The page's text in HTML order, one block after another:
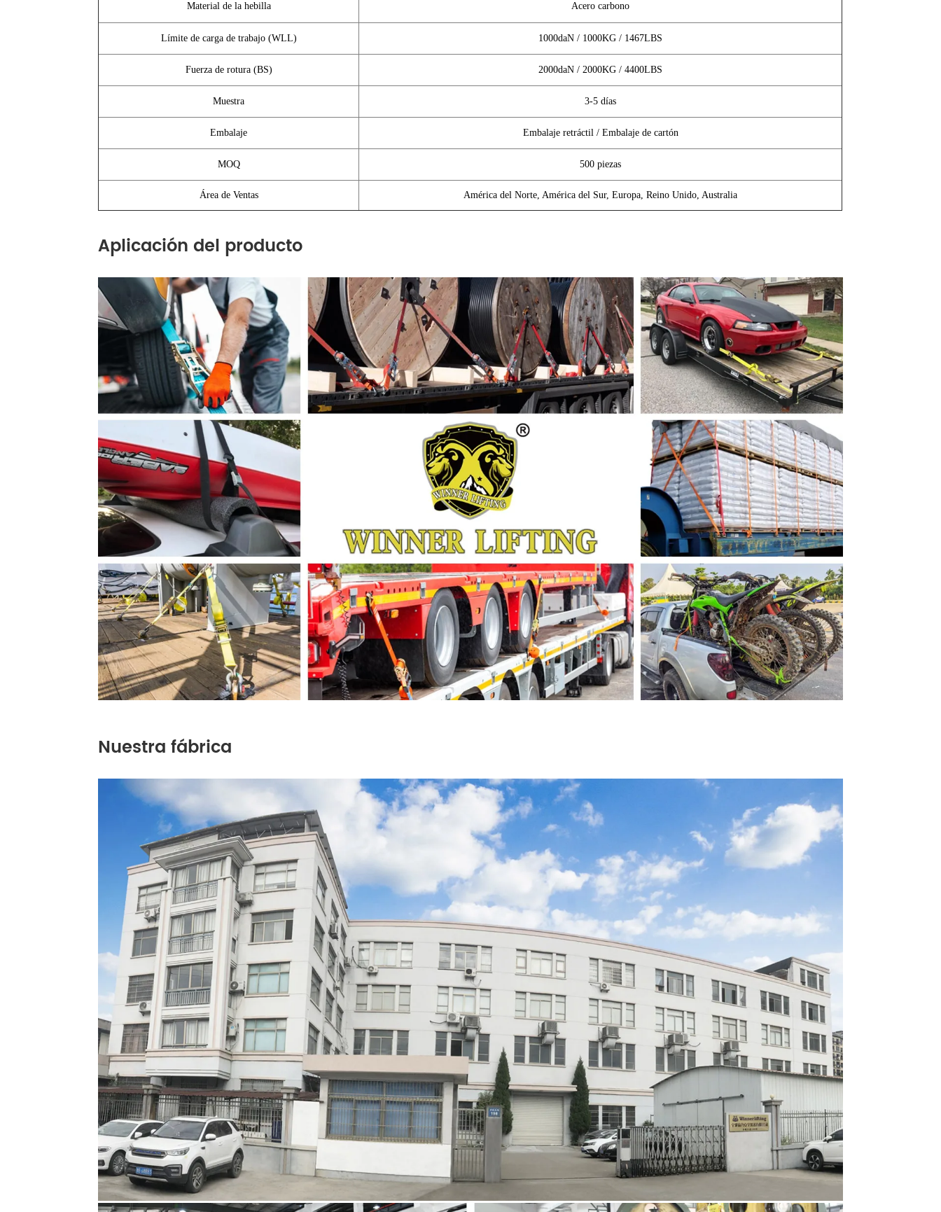
Material de la hebilla Acero carbono
Límite de carga de trabajo (WLL) 1000daN / 1000KG / 1467LBS
Fuerza de rotura (BS) 2000daN / 2000KG / 4400LBS
Muestra 3-5 días
Embalaje Embalaje retráctil / Embalaje de cartón
MOQ 500 piezas
Área de Ventas América del Norte, América del Sur, Europa, Reino Unido, Australia
Aplicación del producto
Nuestra fábrica